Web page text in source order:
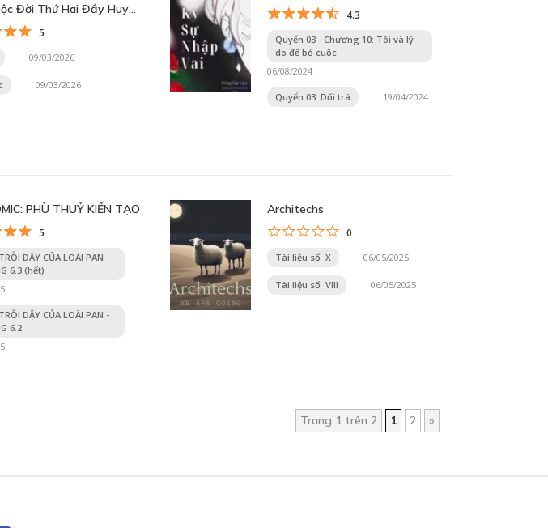
Đời Thứ Hai Đầy Huy
Những Tùy Tùng Vô
5
09/03/2026
09/03/2026
4.3
Quyển 03 - Chương 10: Tôi và lý
do để bỏ cuộc
06/08/2024
Quyển 03: Dối trá 19/04/2024
PHÙ THUỶ KIẾN TẠO
5
DẬY CỦA LOÀI PAN -
6.3 (hết)
DẬY CỦA LOÀI PAN -
6.2
Architechs
0
Tài liệu số X 06/05/2025
Tài liệu số VIII 06/05/2025
Trang 1 trên 2 1 2 »